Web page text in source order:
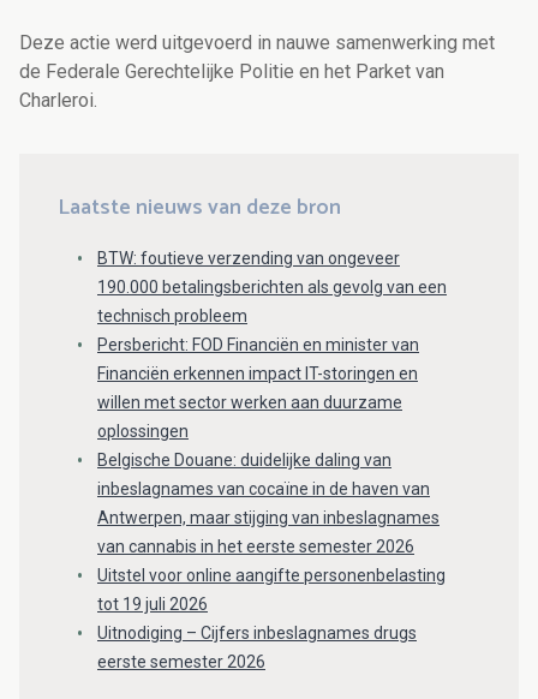
Deze actie werd uitgevoerd in nauwe samenwerking met
de Federale Gerechtelijke Politie en het Parket van
Charleroi.
Laatste nieuws van deze bron
BTW: foutieve verzending van ongeveer
190.000 betalingsberichten als gevolg van een
technisch probleem
Persbericht: FOD Financiën en minister van
Financiën erkennen impact IT-storingen en
willen met sector werken aan duurzame
oplossingen
Belgische Douane: duidelijke daling van
inbeslagnames van cocaïne in de haven van
Antwerpen, maar stijging van inbeslagnames
van cannabis in het eerste semester 2026
Uitstel voor online aangifte personenbelasting
tot 19 juli 2026
Uitnodiging – Cijfers inbeslagnames drugs
eerste semester 2026